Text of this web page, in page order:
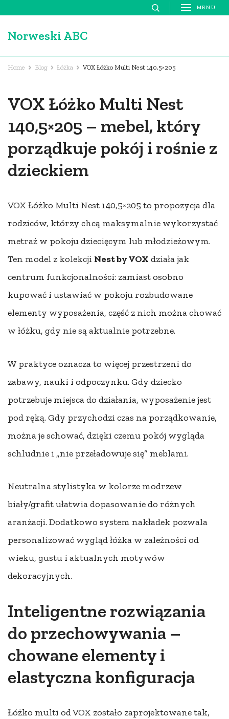
content
Enter)
MENU
Norweski ABC
Home Blog Łóżka VOX Łóżko Multi Nest 140,5×205
VOX Łóżko Multi Nest
140,5×205 – mebel, który
porządkuje pokój i rośnie z
dzieckiem
VOX Łóżko Multi Nest 140,5×205 to propozycja dla
rodziców, którzy chcą maksymalnie wykorzystać
metraż w pokoju dziecięcym lub młodzieżowym.
Ten model z kolekcji Nest by VOX działa jak
centrum funkcjonalności: zamiast osobno
kupować i ustawiać w pokoju rozbudowane
elementy wyposażenia, część z nich można chować
w łóżku, gdy nie są aktualnie potrzebne.
W praktyce oznacza to więcej przestrzeni do
zabawy, nauki i odpoczynku. Gdy dziecko
potrzebuje miejsca do działania, wyposażenie jest
pod ręką. Gdy przychodzi czas na porządkowanie,
można je schować, dzięki czemu pokój wygląda
schludnie i „nie przeładowuje się” meblami.
Neutralna stylistyka w kolorze modrzew
biały/grafit ułatwia dopasowanie do różnych
aranżacji. Dodatkowo system nakładek pozwala
personalizować wygląd łóżka w zależności od
wieku, gustu i aktualnych motywów
dekoracyjnych.
Inteligentne rozwiązania
do przechowywania –
chowane elementy i
elastyczna konfiguracja
Łóżko multi od VOX zostało zaprojektowane tak,